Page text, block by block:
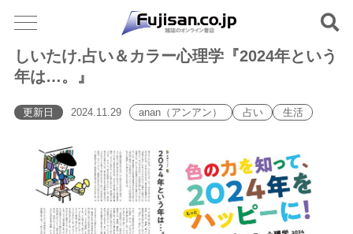
しいたけ.占い＆カラー心理学『2024年という
年は…。』
更新日 2024.11.29 anan（アンアン） 占い 生活